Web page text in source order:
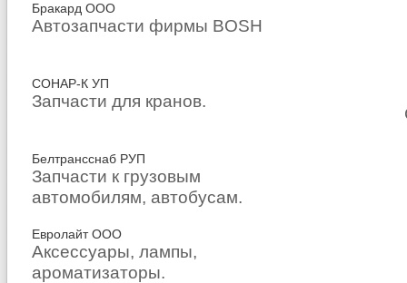
Бракард ООО
Автозапчасти фирмы BOSH
СОНАР-К УП
Запчасти для кранов.
Белтрансснаб РУП
Запчасти к грузовым
автомобилям, автобусам.
Евролайт ООО
Аксессуары, лампы,
ароматизаторы.